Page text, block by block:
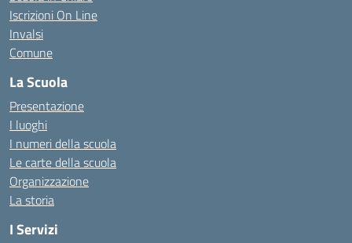
Iscrizioni On Line
Invalsi
Comune
La Scuola
Presentazione
I luoghi
I numeri della scuola
Le carte della scuola
Organizzazione
La storia
I Servizi